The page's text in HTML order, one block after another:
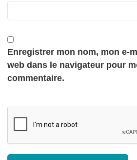
Enregistrer mon nom, mon e-
web dans le navigateur pour
commentaire.